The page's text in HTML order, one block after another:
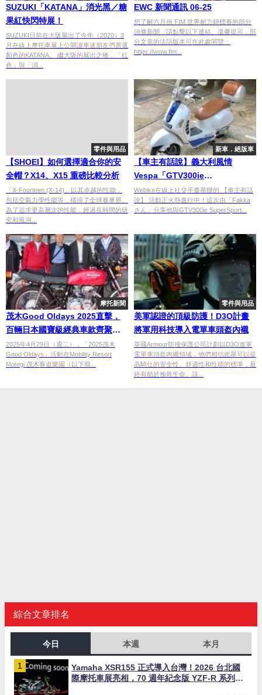
SUZUKI「KATANA」消光黑／糖
果紅快閃特展！
SUZUKI日前在大阪展出了今年（2020）3
月在線上摩托車展上公開讓車迷朋友們票選
顏色的KATANA。 繼大阪的展出之後，「紅
色」與「消...
EWC 新聞通訊 06-25
想了解六月份 FIM 世界耐力錦標賽的部分
頭條新聞，請點擊以下連結。溫馨提示，部
分文章的法語版本可在此處閱覽：
https://www.fim...
零件與用品
【SHOEI】如何選擇適合你的安
全帽？X14、X15 重磅比較分析
「X-Fourteen (X-14)」以其卓越的性能，
包括空氣力學性能等，橫掃了全球賽車界。
為了追求更高層次的性能，經過長時間的研
究和風洞...
新車．絕版車
【車主有話說】義大利風情
Vespa「GTV300ie
SuperSport」
Webike在線上社交平臺舉辦的 【車主有話
說】 活動正火熱進行中！這次由「Fakka
さん」分享他與GTV300ie SuperSport...
摩托新聞
茂木Good Oldays 2025直擊，
百輛日本國寶級經典車款齊聚，
感受美好舊時代
2025年4月29日（週二），「2025茂木
Good Oldays」活動在Mobility Resort
Motegi 茂木賽道樂園（以下簡...
零件與用品
美軍認證的頂級防護！D3O計畫
將軍用科技導入電單車頭盔內襯
英國Armour防撞保護公司計劃以D3O進軍
電單車頭盔內襯領域，他們相信此舉可以提
高騎仕的安全性、舒適性和性能的標準，最
終有助於挽救生命。該...
綜合文章排名
今日 本週 本月
Yamaha XSR155 正式導入台灣！2026 台北國
際摩托車展亮相，70 週年紀念版 YZF-R 系列限